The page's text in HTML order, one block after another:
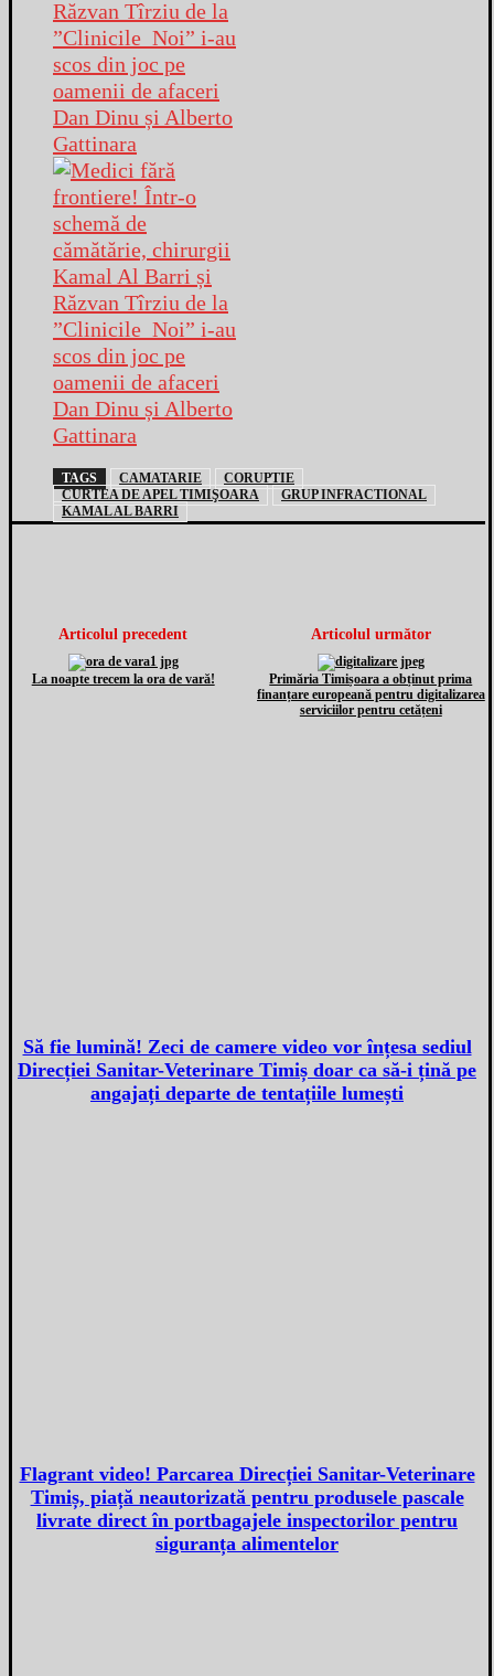
TAGS CAMATARIE
CORUPTIE
CURTEA DE APEL TIMIŞOARA
GRUP INFRACTIONAL
KAMAL AL BARRI
Articolul precedent
La noapte trecem la ora de vară!
Articolul următor
Primăria Timișoara a obținut prima
finanțare europeană pentru digitalizarea
serviciilor pentru cetățeni
Să fie lumină! Zeci de camere video vor înțesa sediul
Direcției Sanitar-Veterinare Timiș doar ca să-i țină pe
angajați departe de tentațiile lumești
Flagrant video! Parcarea Direcției Sanitar-Veterinare
Timiș, piață neautorizată pentru produsele pascale
livrate direct în portbagajele inspectorilor pentru
siguranța alimentelor